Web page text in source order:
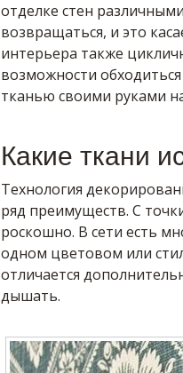
отделке стен
возвращаться, и это
интерьера также
возможности
тканью своими руками
Какие ткани
Технология
ряд преимуществ. С
роскошно. В сети есть
одном цветовом или
отличается
дышать.